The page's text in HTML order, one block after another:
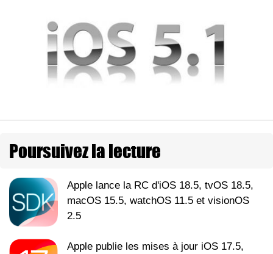
Poursuivez la lecture
Apple lance la RC d'iOS 18.5, tvOS 18.5,
macOS 15.5, watchOS 11.5 et visionOS
2.5
Apple publie les mises à jour iOS 17.5,